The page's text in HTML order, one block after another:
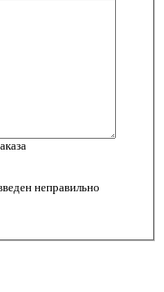
неправильно